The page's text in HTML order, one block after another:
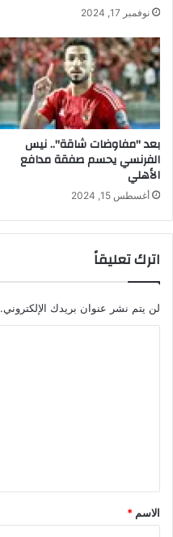
ل
ح
د
ث
أ
ع
ا
ل
ي
ز
ة
ل
أ
ق
و
ا
ل
ب
ا
ج
س
ي
ف
ي
ه
نوفمبر 17, 2024
بعد "مفاوضات شاقة".. نيس
الفرنسي يحسم صفقة مدافع
الأهلي
أغسطس 15, 2024
اترك تعليقاً
لن يتم نشر عنوان بريدك الإلكتروني.
*
الاسم *